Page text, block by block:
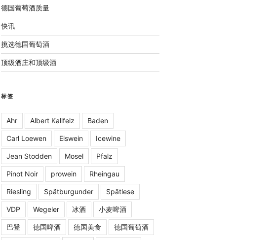
德国葡萄酒质量
快讯
挑选德国葡萄酒
顶级酒庄和顶级酒
标签
Ahr Albert Kallfelz Baden
Carl Loewen Eiswein Icewine
Jean Stodden Mosel Pfalz
Pinot Noir prowein Rheingau
Riesling Spätburgunder Spätlese
VDP Wegeler 冰酒 小麦啤酒
巴登 德国啤酒 德国美食 德国葡萄酒